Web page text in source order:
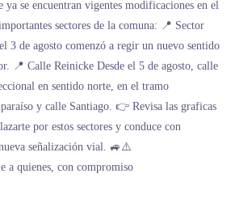
a quienes, con compromiso